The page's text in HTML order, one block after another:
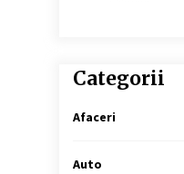
Categorii
Afaceri
Auto